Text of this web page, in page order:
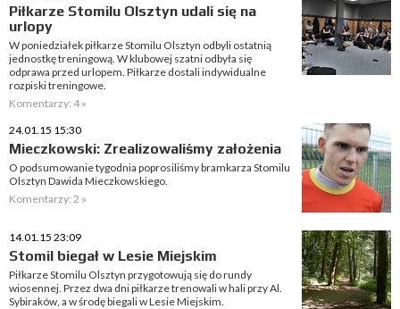
Piłkarze Stomilu Olsztyn udali się na
urlopy
W poniedziałek piłkarze Stomilu Olsztyn odbyli ostatnią
jednostkę treningową. W klubowej szatni odbyła się
odprawa przed urlopem. Piłkarze dostali indywidualne
rozpiski treningowe.
Komentarzy: 4 »
24.01.15 15:30
Mieczkowski: Zrealizowaliśmy założenia
O podsumowanie tygodnia poprosiliśmy bramkarza Stomilu
Olsztyn Dawida Mieczkowskiego.
Komentarzy: 2 »
14.01.15 23:09
Stomil biegał w Lesie Miejskim
Piłkarze Stomilu Olsztyn przygotowują się do rundy
wiosennej. Przez dwa dni piłkarze trenowali w hali przy Al.
Sybiraków, a w środę biegali w Lesie Miejskim.